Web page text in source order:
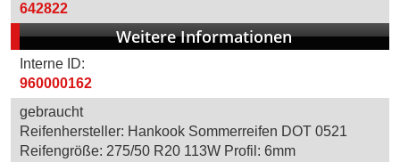
642822
Weitere Informationen
Interne ID:
960000162
gebraucht
Reifenhersteller: Hankook Sommerreifen DOT 0521
Reifengröße: 275/50 R20 113W Profil: 6mm